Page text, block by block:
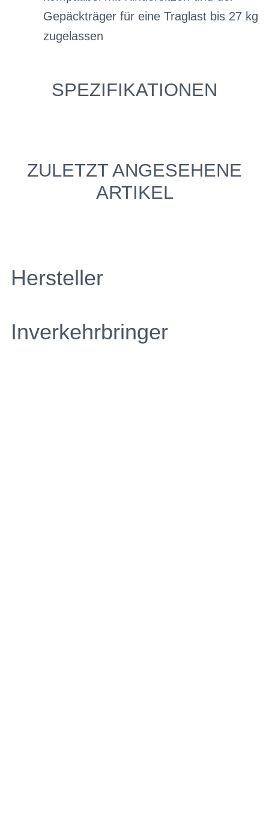
Gepäckträger für eine Traglast bis 27 kg
zugelassen
SPEZIFIKATIONEN
ZULETZT ANGESEHENE
ARTIKEL
Hersteller
Inverkehrbringer